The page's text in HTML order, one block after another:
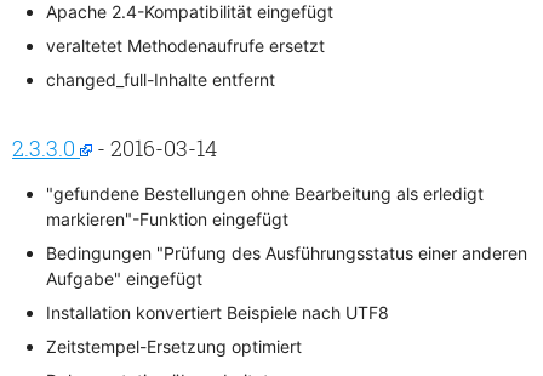
Apache 2.4-Kompatibilität eingefügt
veraltetet Methodenaufrufe ersetzt
changed_full-Inhalte entfernt
2.3.3.0 - 2016-03-14
"gefundene Bestellungen ohne Bearbeitung als erledigt
markieren"-Funktion eingefügt
Bedingungen "Prüfung des Ausführungsstatus einer anderen
Aufgabe" eingefügt
Installation konvertiert Beispiele nach UTF8
Zeitstempel-Ersetzung optimiert